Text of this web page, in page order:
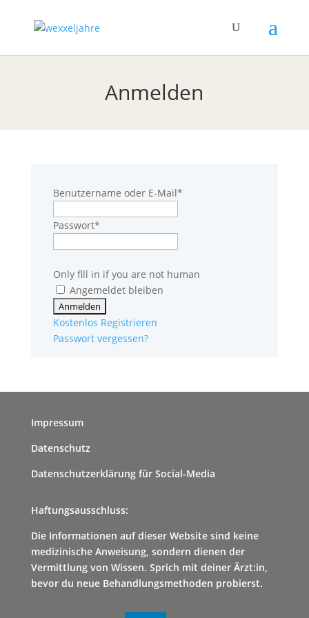
Anmelden
Benutzername oder E-Mail*
Passwort*
Only fill in if you are not human
Angemeldet bleiben
Kostenlos Registrieren
Passwort vergessen?
Impressum
Datenschutz
Datenschutzerklärung für Social-Media
Haftungsausschluss:
Die Informationen auf dieser Website sind keine
medizinische Anweisung, sondern dienen der
Vermittlung von Wissen. Sprich mit deiner Ärzt:in,
bevor du neue Behandlungsmethoden probierst.